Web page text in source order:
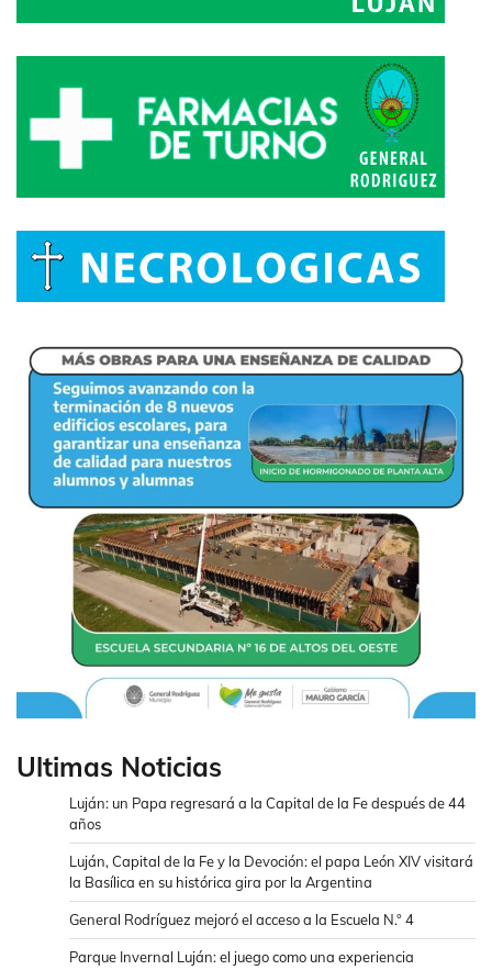
Ultimas Noticias
Luján: un Papa regresará a la Capital de la Fe después de 44
años
Luján, Capital de la Fe y la Devoción: el papa León XIV visitará
la Basílica en su histórica gira por la Argentina
General Rodríguez mejoró el acceso a la Escuela N.° 4
Parque Invernal Luján: el juego como una experiencia